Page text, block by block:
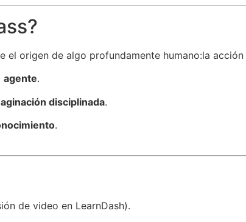
el origen de algo profundamente humano:la
agente.
disciplinada.
.
de video en LearnDash).